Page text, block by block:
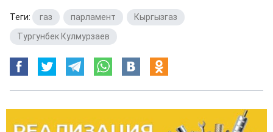
Теги: газ парламент Кыргызгаз
Тургунбек Кулмурзаев